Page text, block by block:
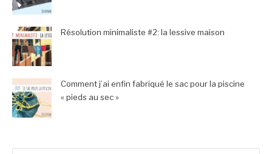
Résolution minimaliste #2: la lessive maison
Comment j’ai enfin fabriqué le sac pour la piscine
« pieds au sec »